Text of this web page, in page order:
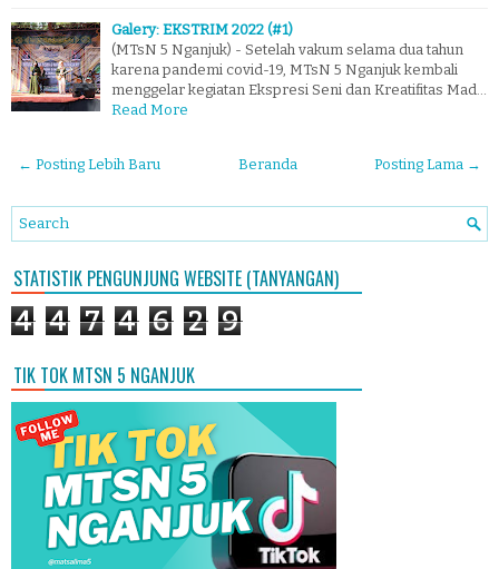
Galery: EKSTRIM 2022 (#1)
(MTsN 5 Nganjuk) - Setelah vakum selama dua tahun
karena pandemi covid-19, MTsN 5 Nganjuk kembali
menggelar kegiatan Ekspresi Seni dan Kreatifitas Mad…
Read More
← Posting Lebih Baru Posting Lama →
Beranda
STATISTIK PENGUNJUNG WEBSITE (TANYANGAN)
4 4 7 4 6 2 9
TIK TOK MTSN 5 NGANJUK